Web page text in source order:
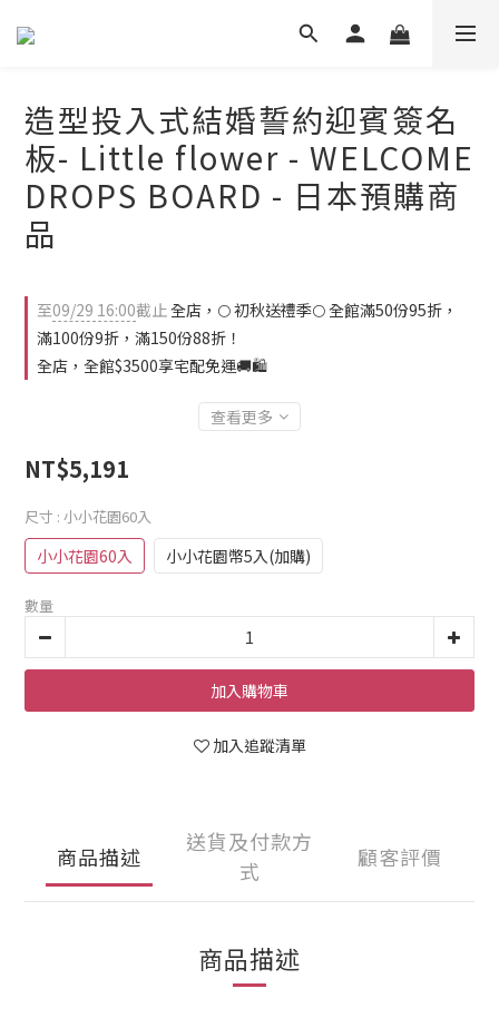
造型投入式結婚誓約迎賓簽名
板- Little flower - WELCOME
DROPS BOARD - 日本預購商
品
至09/29 16:00截止全店，🌕 初秋送禮季🌕 全館滿50份95折，
滿100份9折，滿150份88折！
全店，全館$3500享宅配免運🚚🛍️
查看更多
NT$5,191
尺寸 : 小小花園60入
小小花園60入 小小花園幣5入(加購)
數量
加入購物車
加入追蹤清單
商品描述
送貨及付款方
式
顧客評價
商品描述